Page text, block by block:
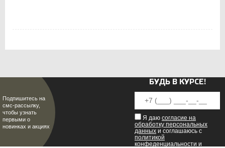
Подпишитесь на
смс-рассылку,
чтобы узнать
первыми о
новинках и акциях
БУДЬ В КУРСЕ!
Я даю согласие на
обработку персональных
данных и соглашаюсь с
политикой
конфеденциальности и